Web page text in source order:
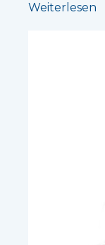
Weiterlesen